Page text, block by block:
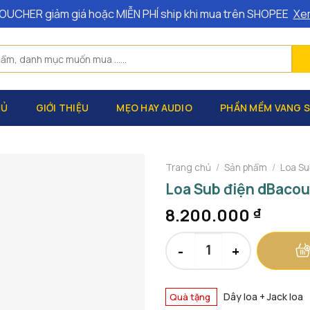
giảm giá hoặc MIỄN PHÍ ship khi mua trên SHOPEE
GIỚI THIỆU MẸO HAY AUDIO PHẦN MỀM VANG
Trang chủ / Sản phẩm / Loa
Loa Sub điện
8.200.000 ₫
Loa Sub điện dBacoustic LX
Quà tặng Dây loa + Jack loa